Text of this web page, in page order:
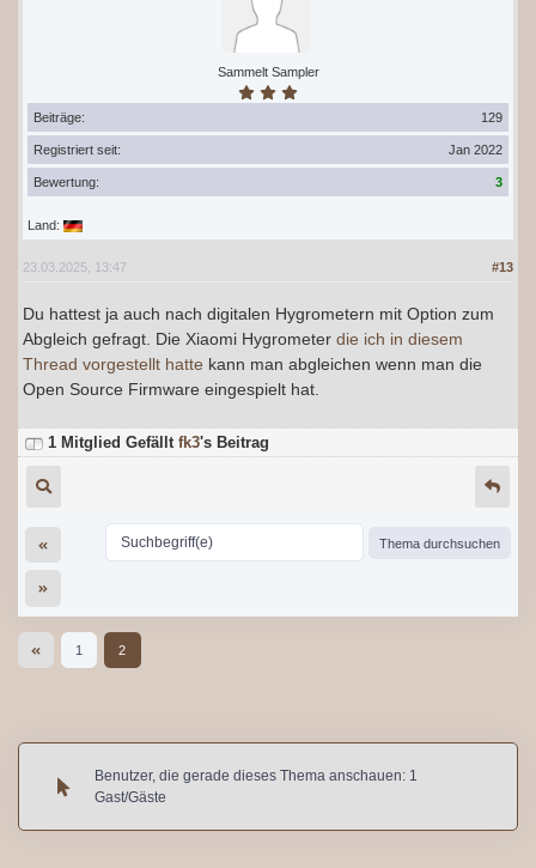
Sammelt Sampler
Beiträge: 129
Registriert seit: Jan 2022
Bewertung: 3
Land:
#13
23.03.2025, 13:47
Du hattest ja auch nach digitalen Hygrometern mit Option zum
Abgleich gefragt. Die Xiaomi Hygrometerdie ich in diesem
Thread vorgestellt hatte kann man abgleichen wenn man die
Open Source Firmware eingespielt hat.
1 Mitglied Gefällt fk3's Beitrag
1 2
Benutzer, die gerade dieses Thema anschauen: 1
Gast/Gäste